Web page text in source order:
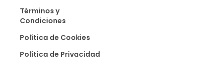
Términos y
Condiciones
Política de Cookies
Política de Privacidad